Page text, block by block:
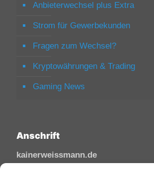
Anbieterwechsel plus Extra
Strom für Gewerbekunden
Fragen zum Wechsel?
Kryptowährungen & Trading
Gaming News
Anschrift
kainerweissmann.de